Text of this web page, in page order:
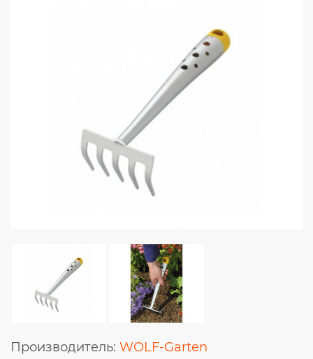
Производитель: WOLF-Garten